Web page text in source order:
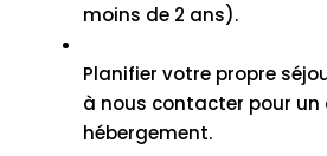
moins de 2 ans).
Planifier votre propre
à nous contacter pour un
hébergement.